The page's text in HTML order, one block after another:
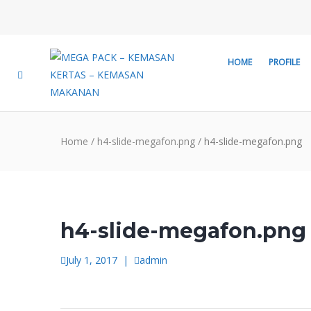
HOME PROFILE
Home / h4-slide-megafon.png / h4-slide-megafon.png
h4-slide-megafon.png
July 1, 2017 | admin